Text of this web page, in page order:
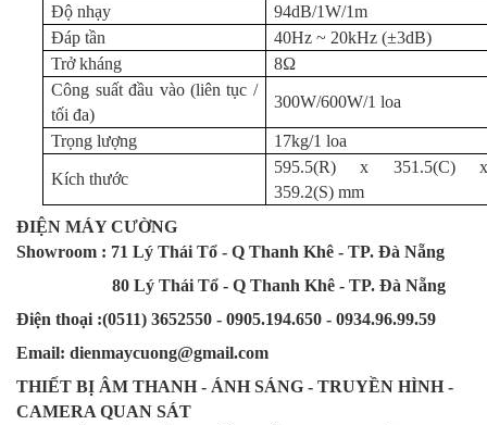
Độ nhạy
94dB/1W/1m
Đáp tần
40Hz ~ 20kHz (±3dB)
Trở kháng
8Ω
Công suất đầu vào (liên tục /
tối đa)
300W/600W/1 loa
Trọng lượng 17kg/1 loa
Kích thước
595.5(R) x 351.5(C) x
359.2(S) mm
ĐIỆN MÁY CƯỜNG
Showroom : 71 Lý Thái Tổ - Q Thanh Khê - TP. Đà Nẵng
80 Lý Thái Tổ - Q Thanh Khê - TP. Đà Nẵng
Điện thoại :(0511) 3652550 - 0905.194.650 - 0934.96.99.59
Email: dienmaycuong@gmail.com
THIẾT BỊ ÂM THANH - ÁNH SÁNG - TRUYỀN HÌNH -
CAMERA QUAN SÁT